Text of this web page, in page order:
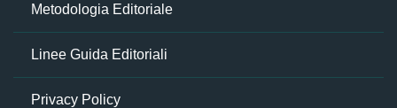
Metodologia Editoriale
Linee Guida Editoriali
Privacy Policy